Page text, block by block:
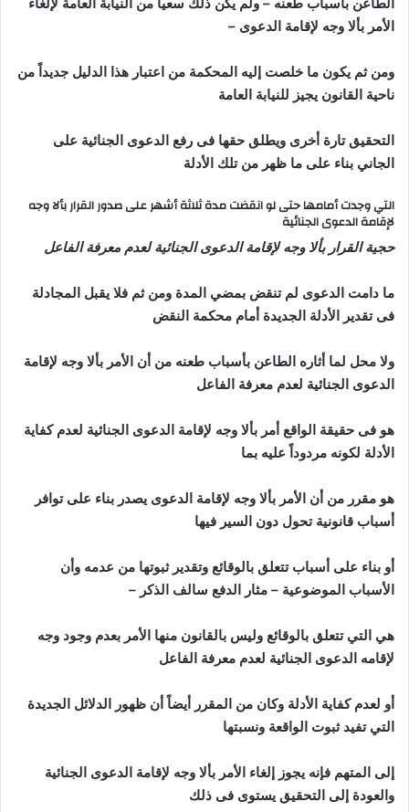
الأمر بألا وجه لإقامة الدعوى –
ومن ثم يكون ما خلصت إليه المحكمة من اعتبار هذا الدليل جديداً من
ناحية القانون يجيز للنيابة العامة
التحقيق تارة أخرى ويطلق حقها فى رفع الدعوى الجنائية على
الجاني بناء على ما ظهر من تلك الأدلة
التي وجدت أمامها حتى لو انقضت مدة ثلاثة أشهر على صدور القرار بألا وجه
لإقامة الدعوى الجنائية
حجية القرار بألا وجه لإقامة الدعوى الجنائية لعدم معرفة الفاعل
ما دامت الدعوى لم تنقض بمضي المدة ومن ثم فلا يقبل المجادلة
فى تقدير الأدلة الجديدة أمام محكمة النقض
ولا محل لما أثاره الطاعن بأسباب طعنه من أن الأمر بألا وجه لإقامة
الدعوى الجنائية لعدم معرفة الفاعل
هو فى حقيقة الواقع أمر بألا وجه لإقامة الدعوى الجنائية لعدم كفاية
الأدلة لكونه مردوداً عليه بما
هو مقرر من أن الأمر بألا وجه لإقامة الدعوى يصدر بناء على توافر
أسباب قانونية تحول دون السير فيها
أو بناء على أسباب تتعلق بالوقائع وتقدير ثبوتها من عدمه وأن
الأسباب الموضوعية – مثار الدفع سالف الذكر –
هي التي تتعلق بالوقائع وليس بالقانون منها الأمر بعدم وجود وجه
لإقامه الدعوى الجنائية لعدم معرفة الفاعل
أو لعدم كفاية الأدلة وكان من المقرر أيضاً أن ظهور الدلائل الجديدة
التي تفيد ثبوت الواقعة ونسبتها
إلى المتهم فإنه يجوز إلغاء الأمر بألا وجه لإقامة الدعوى الجنائية
والعودة إلى التحقيق يستوى فى ذلك